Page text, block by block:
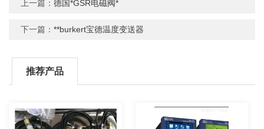
上一篇：德国*GSR电磁阀*
下一篇：**burkert宝德温度变送器
推荐产品